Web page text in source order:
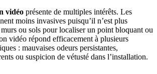
vidéo présente de multiples intérêts. Les
moins invasives puisqu’il n’est plus
murs ou sols pour localiser un point bloquant ou
vidéo répond efficacement à plusieurs
: mauvaises odeurs persistantes,
ou suspicion de vétusté dans l’installation.